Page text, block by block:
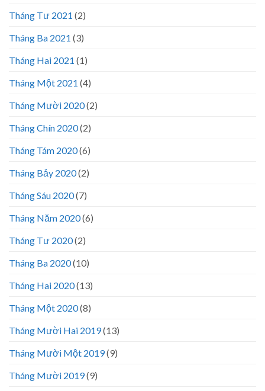
Tháng Tư 2021 (2)
Tháng Ba 2021 (3)
Tháng Hai 2021 (1)
Tháng Một 2021 (4)
Tháng Mười 2020(2)
Tháng Chín 2020(2)
Tháng Tám 2020(6)
Tháng Bảy 2020(2)
Tháng Sáu 2020(7)
Tháng Năm 2020(6)
Tháng Tư 2020(2)
Tháng Ba 2020(10)
Tháng Hai 2020(13)
Tháng Một 2020(8)
Tháng Mười Hai 2019(13)
Tháng Mười Một 2019(9)
Tháng Mười 2019(9)